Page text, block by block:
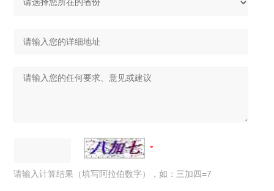
请输入计算结果（填写阿拉伯数字），如：三加四=7